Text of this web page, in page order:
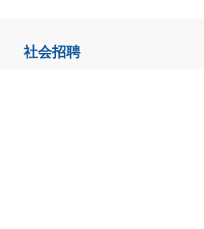
社会招聘